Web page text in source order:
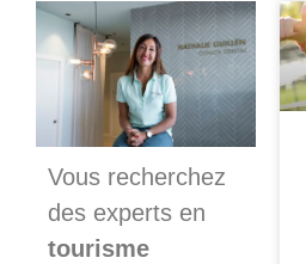
Vous recherchez
des experts en
tourisme